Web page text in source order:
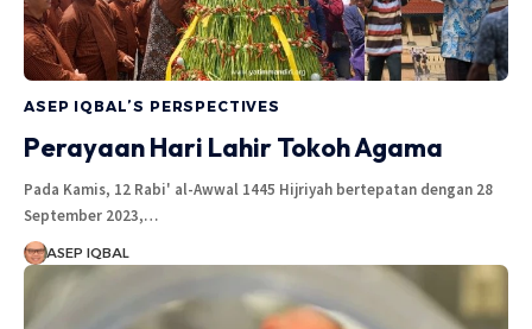
ASEP IQBAL’S PERSPECTIVES
Perayaan Hari Lahir Tokoh Agama
Pada Kamis, 12 Rabi' al-Awwal 1445 Hijriyah bertepatan dengan 28
September 2023,…
ASEP IQBAL